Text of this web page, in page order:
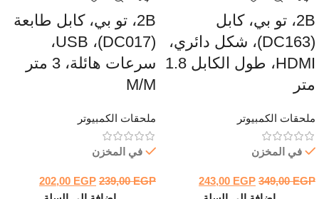
2B، تو بي، كابل
(DC163)، شكل دائري،
HDMI، طول الكابل 1.8
متر
ملحقات الكمبيوتر
في المخزن
349,00EGP
243,00 EGP
2B، تو بي، كابل طابعة
(DC017)، USB،
سرعات هائلة، 3 متر
M/M
ملحقات الكمبيوتر
في المخزن
239,00EGP
202,00 EGP